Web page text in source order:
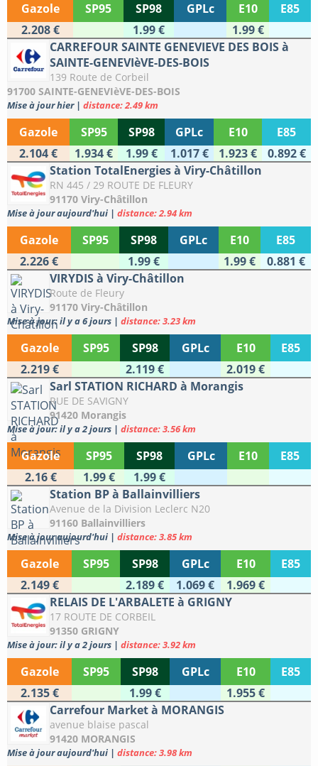
Gazole SP95 SP98 GPLc E10
E85
2.208 €
1.99 €
1.99 €
CARREFOUR SAINTE GENEVIEVE DES BOIS à
SAINTE-GENEVIèVE-DES-BOIS
139 Route de Corbeil
91700 SAINTE-GENEVIèVE-DES-BOIS
Mise à jour hier | distance: 2.49 km
Gazole SP95 SP98 GPLc E10
E85
2.104 €
1.934 € 1.99 € 1.017 € 1.923 €
0.892 €
Station TotalEnergies à Viry-Châtillon
RN 445 / 29 ROUTE DE FLEURY
91170 Viry-Châtillon
Mise à jour aujourd'hui | distance: 2.94 km
Gazole SP95 SP98 GPLc E10
E85
2.226 €
1.99 € 1.99 €
0.881 €
VIRYDIS à Viry-Châtillon
Route de Fleury
91170 Viry-Châtillon
Mise à jour: il y a 6 jours | distance: 3.23 km
Gazole SP95 SP98 GPLc E10
E85
2.219 €
2.119 €
2.019 €
Sarl STATION RICHARD à Morangis
RUE DE SAVIGNY
91420 Morangis
Mise à jour: il y a 2 jours | distance: 3.56 km
Gazole SP95 SP98 GPLc E10
E85
2.16 €
1.99 €
1.99 €
Station BP à Ballainvilliers
Avenue de la Division Leclerc N20
91160 Ballainvilliers
Mise à jour aujourd'hui | distance: 3.85 km
Gazole SP95 SP98 GPLc E10
E85
2.149 €
2.189 € 1.069 €
1.969 €
RELAIS DE L'ARBALETE à GRIGNY
17 ROUTE DE CORBEIL
91350 GRIGNY
Mise à jour: il y a 2 jours | distance: 3.92 km
Gazole SP95 SP98 GPLc E10
E85
2.135 €
1.99 €
1.955 €
Carrefour Market à MORANGIS
avenue blaise pascal
91420 MORANGIS
Mise à jour aujourd'hui | distance: 3.98 km